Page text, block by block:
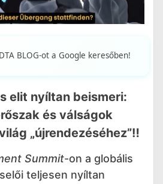
BLOG-ot a Google keresőben!
elit nyíltan beismeri:
és válságok
„újrendezéséhez”‼️
Summit-on a globális
teljesen nyíltan